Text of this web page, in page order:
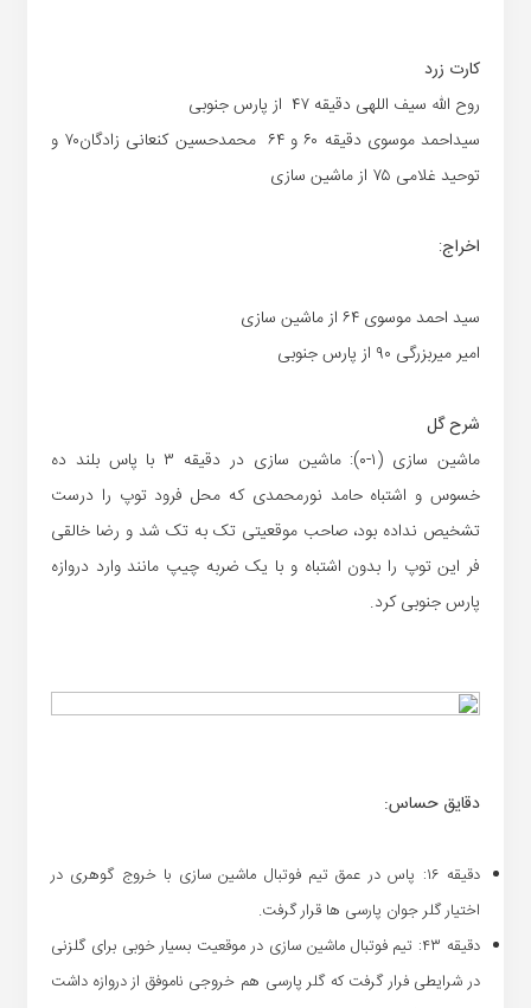
کارت زرد
روح الله سیف اللهی دقیقه ۴۷ از پارس جنوبی
سیداحمد موسوی دقیقه ۶۰ و ۶۴
محمدحسین کنعانی زادگان۷۰
و
توحید غلامی ۷۵ از ماشین سازی
اخراج:
سید احمد موسوی ۶۴ از ماشین سازی
امیر میربزرگی ۹۰ از پارس جنوبی
شرح گل
ماشین سازی (۱-۰): ماشین سازی در دقیقه ۳ با پاس بلند ده
خسوس و اشتباه حامد نورمحمدی که محل فرود توپ را درست
تشخیص نداده بود، صاحب موقعیتی تک به تک شد و رضا خالقی
فر این توپ را بدون اشتباه و با یک ضربه چیپ مانند وارد دروازه
پارس جنوبی کرد.
دقایق حساس:
دقیقه ۱۶: پاس در عمق تیم فوتبال ماشین سازی با خروج گوهری در
اختیار گلر جوان پارسی ها قرار گرفت.
دقیقه ۴۳: تیم فوتبال ماشین سازی در موقعیت بسیار خوبی برای گلزنی
در شرایطی فرار گرفت که گلر پارسی هم خروجی ناموفق از دروازه داشت